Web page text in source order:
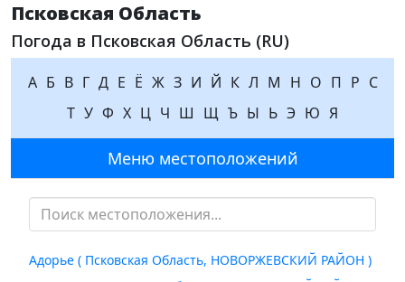
Псковская Область
Погода в Псковская Область (RU)
А Б В Г Д Е Ё Ж З И Й К Л М Н О П Р С
Т У Ф Х Ц Ч Ш Щ Ъ Ы Ь Э Ю Я
Меню местоположений
Адорье ( Псковская Область, НОВОРЖЕВСКИЙ РАЙОН )